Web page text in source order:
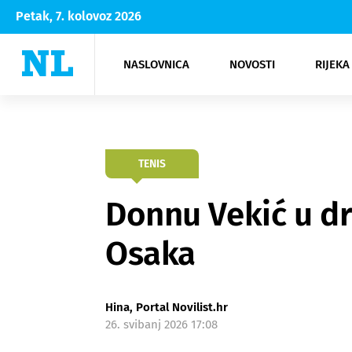
Petak, 7. kolovoz 2026
NASLOVNICA NOVOSTI
Rijeka Opatija
NK
Moda
Kultura
TENIS
Donnu Vekić u
Osaka
Hina, Portal Novilist.hr
26. svibanj 2026 17:08